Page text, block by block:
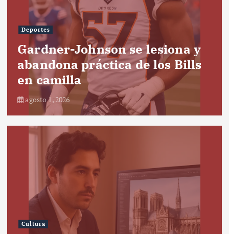
Deportes
Gardner-Johnson se lesiona y
abandona práctica de los Bills
en camilla
agosto 1, 2026
Cultura